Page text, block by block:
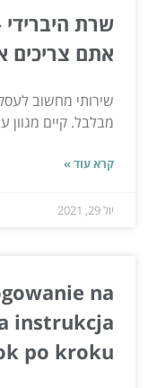
שרת
אתם צריכים
שירותי מחשוב
מבלבל. קיים מגוון
קרא עוד »
יול 29, 2021
na
instrukcja
po kroku